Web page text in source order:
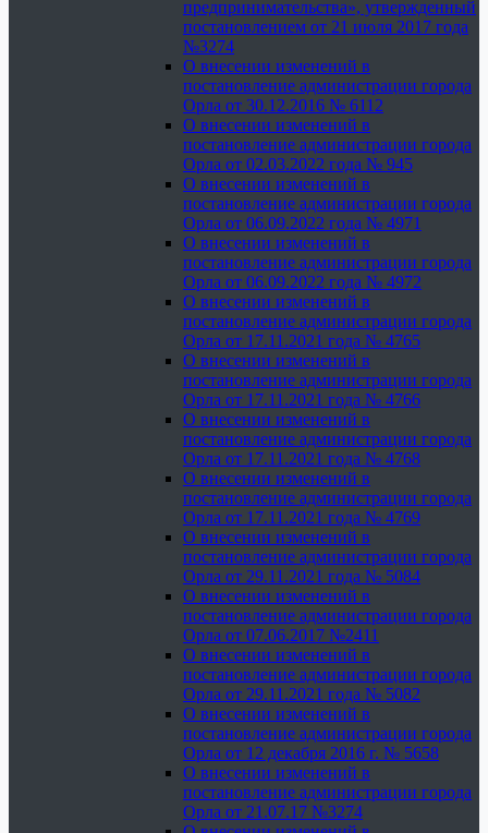
предпринимательства», утвержденный
постановлением от 21 июля 2017 года
№3274
О внесении изменений в
постановление администрации города
Орла от 30.12.2016 № 6112
О внесении изменений в
постановление администрации города
Орла от 02.03.2022 года № 945
О внесении изменений в
постановление администрации города
Орла от 06.09.2022 года № 4971
О внесении изменений в
постановление администрации города
Орла от 06.09.2022 года № 4972
О внесении изменений в
постановление администрации города
Орла от 17.11.2021 года № 4765
О внесении изменений в
постановление администрации города
Орла от 17.11.2021 года № 4766
О внесении изменений в
постановление администрации города
Орла от 17.11.2021 года № 4768
О внесении изменений в
постановление администрации города
Орла от 17.11.2021 года № 4769
О внесении изменений в
постановление администрации города
Орла от 29.11.2021 года № 5084
О внесении изменений в
постановление администрации города
Орла от 07.06.2017 №2411
О внесении изменений в
постановление администрации города
Орла от 29.11.2021 года № 5082
О внесении изменений в
постановление администрации города
Орла от 12 декабря 2016 г. № 5658
О внесении изменений в
постановление администрации города
Орла от 21.07.17 №3274